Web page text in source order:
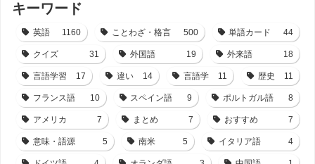
キーワード
英語 1160 ことわざ・格言 500 単語カード 44
クイズ 31 外国語 19 外来語 18
言語学習 17 違い 14 言語学 11 歴史 11
フランス語 10 スペイン語 9 ポルトガル語 8
アメリカ 7 まとめ 7 おすすめ 7
意味・語源 5 南米 5 イタリア語 4